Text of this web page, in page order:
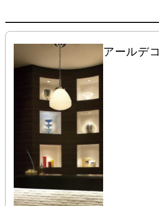
アールデコ